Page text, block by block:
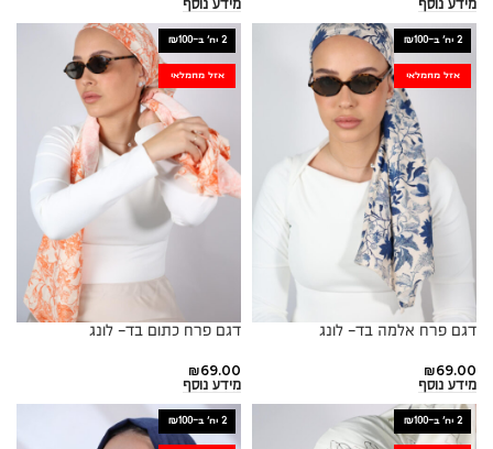
מידע נוסף
מידע נוסף
2 יח׳ ב-₪100
אזל מהמלאי
דגם פרח אלמה בד- לונג
₪69.00
מידע נוסף
2 יח׳ ב-₪100
אזל מהמלאי
דגם פרח כתום בד- לונג
₪69.00
מידע נוסף
2 יח׳ ב-₪100 2 יח׳ ב-₪100